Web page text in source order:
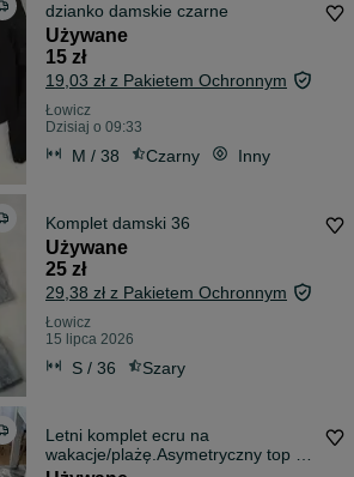
dzianko damskie czarne
Używane
15 zł
19,03 zł z Pakietem Ochronnym
Łowicz
Dzisiaj o 09:33
M / 38 Czarny Inny
Komplet damski 36
Używane
25 zł
29,38 zł z Pakietem Ochronnym
Łowicz
15 lipca 2026
S / 36 Szary
Letni komplet ecru na
wakacje/plażę.Asymetryczny top +